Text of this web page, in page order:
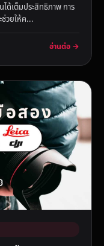
ด้เต็มประสิทธิภาพ การ
วยให้ค...
อ่านต่อ →